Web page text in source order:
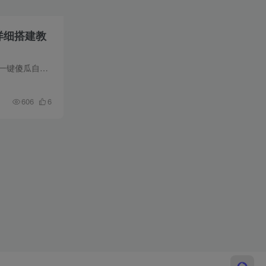
搭建教
测试系统：腾讯云win2019测试配置：2H4G1.这个端搭建非常麻烦，这里花时间写了这个自动搭建工具，一键傻瓜自动搭建完成！2.原来带的端口转发工具不好用，经常性掉，配置又麻烦，博主重新写了一...
606 6